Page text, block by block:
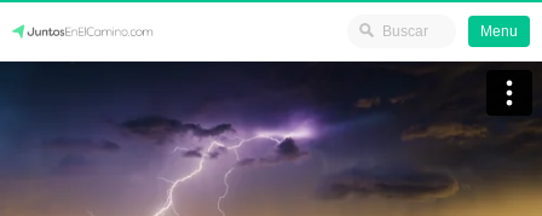
content
JuntosEnElCamino.com
Menu